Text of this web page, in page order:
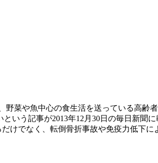
野菜や魚中心の食生活を送っている高齢
いう記事が2013年12月30日の毎日新聞に
けでなく、転倒骨折事故や免疫力低下